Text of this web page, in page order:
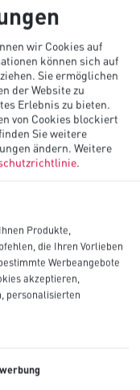
Art von
von Procell zu
werden uns mit Ihnen
wir Cookies auf
können sich auf
Sie ermöglichen
der Website zu
Erlebnis zu bieten.
von Cookies blockiert
Sie weitere
ändern. Weitere
Produkte,
die Ihren Vorlieben
Werbeangebote
akzeptieren,
personalisierten